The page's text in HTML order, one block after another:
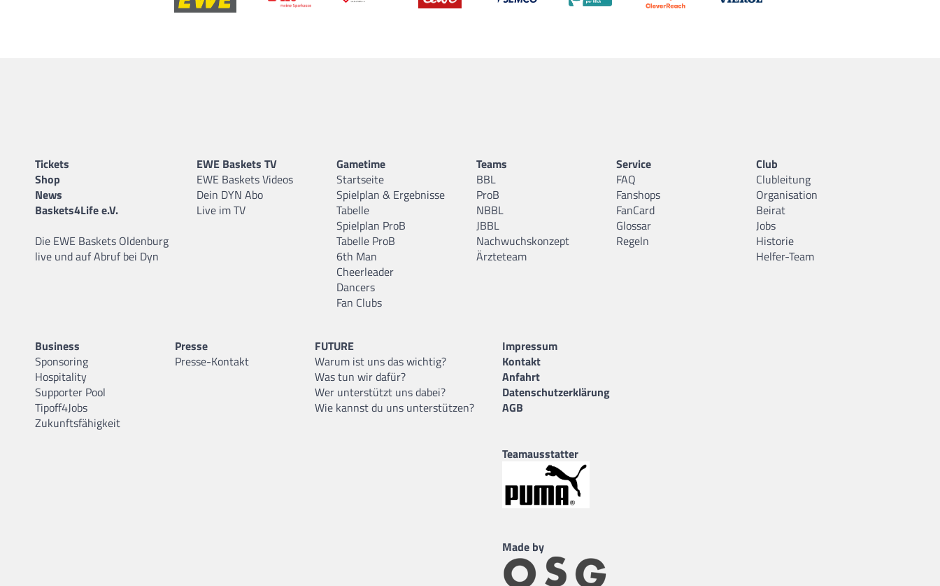
Tickets
Shop
News
Baskets4Life e.V.
Die EWE Baskets Oldenburg
live und auf Abruf bei Dyn
EWE Baskets TV
EWE Baskets Videos
Dein DYN Abo
Live im TV
Gametime
Startseite
Spielplan & Ergebnisse
Tabelle
Spielplan ProB
Tabelle ProB
6th Man
Cheerleader
Dancers
Fan Clubs
Teams
BBL
ProB
NBBL
JBBL
Nachwuchskonzept
Ärzteteam
Service
FAQ
Fanshops
FanCard
Glossar
Regeln
Club
Clubleitung
Organisation
Beirat
Jobs
Historie
Helfer-Team
Business
Sponsoring
Hospitality
Supporter Pool
Tipoff4Jobs
Zukunftsfähigkeit
Presse
Presse-Kontakt
FUTURE
Warum ist uns das wichtig?
Was tun wir dafür?
Wer unterstützt uns dabei?
Wie kannst du uns unterstützen?
Impressum
Kontakt
Anfahrt
Datenschutzerklärung
AGB
Teamausstatter
Made by